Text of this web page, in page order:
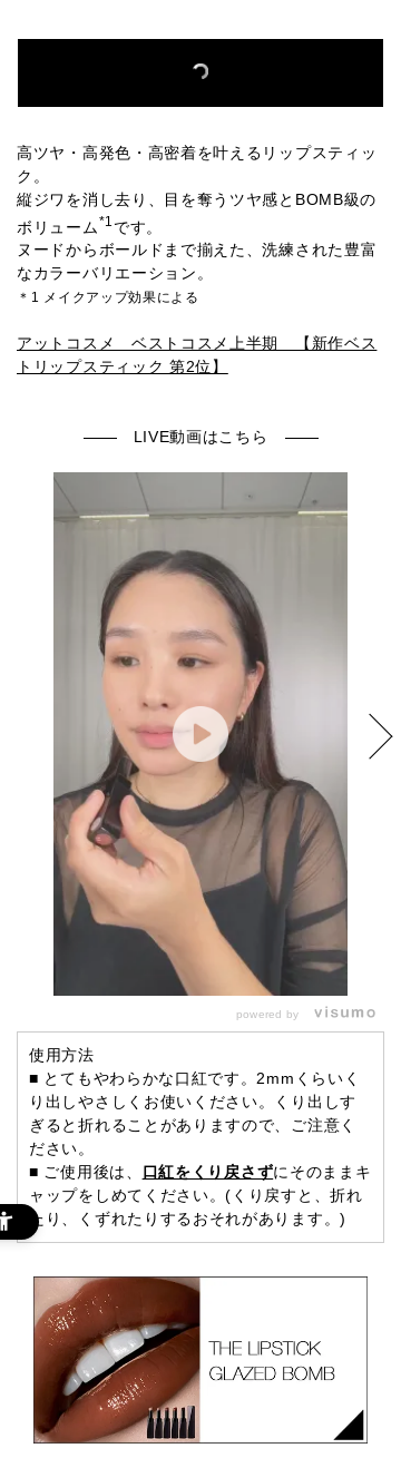
高ツヤ・高発色・高密着を叶えるリップスティッ
ク。
縦ジワを消し去り、目を奪うツヤ感とBOMB級の
ボリューム*1 です。
ヌードからボールドまで揃えた、洗練された豊富
なカラーバリエーション。
＊1 メイクアップ効果による
アットコスメ ベストコスメ上半期 【新作ベス
トリップスティック 第2位】
LIVE動画はこちら
powered by
使用方法
■ とてもやわらかな口紅です。2mmくらいく
り出しやさしくお使いください。くり出しす
ぎると折れることがありますので、ご注意く
ださい。
■ ご使用後は、 口紅をくり戻さずにそのままキ
ャップをしめてください。(くり戻すと、折れ
たり、くずれたりするおそれがあります。)